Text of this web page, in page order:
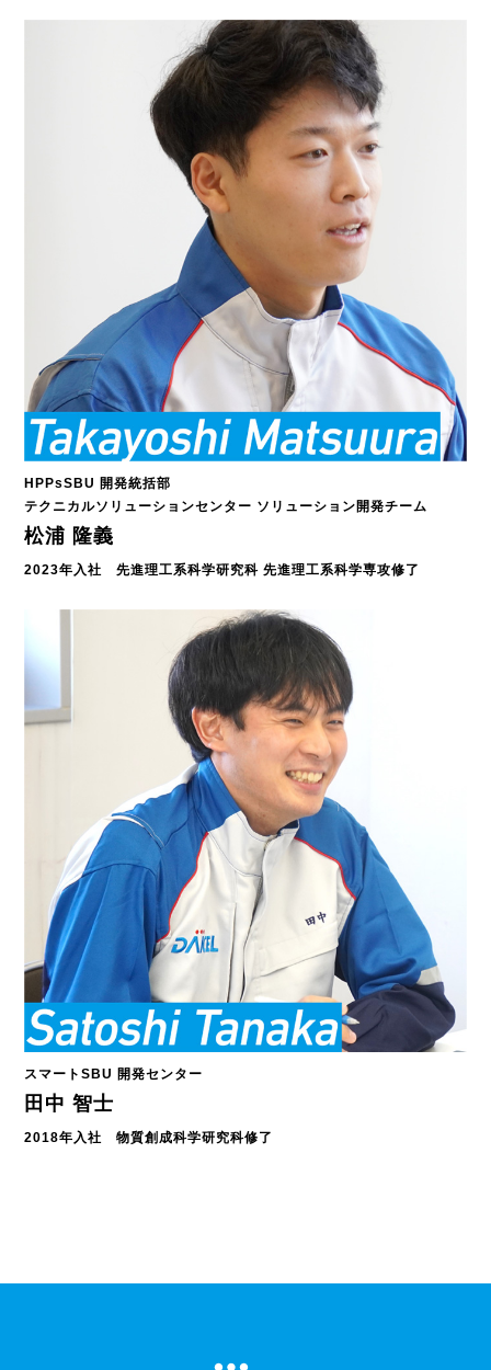
HPPsSBU 開発統括部
テクニカルソリューションセンター ソリューション開発チーム
松浦 隆義
2023年入社 先進理工系科学研究科 先進理工系科学専攻修了
スマートSBU 開発センター
田中 智士
2018年入社 物質創成科学研究科修了